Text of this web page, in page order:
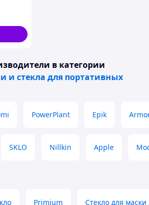
в категории
и стекла для портативных
PowerPlant Epik
SKLO Nillkin Apple
Primium Стекло для